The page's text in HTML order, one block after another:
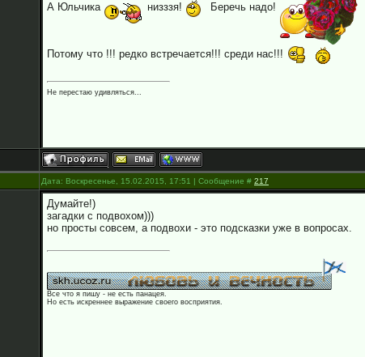
А Юльчика низззя! Беречь надо!
Потому что !!! редко встречается!!! среди нас!!!
Не перестаю удивляться...
Дата: Воскресенье, 15.02.2015, 17:51 | Сообщение # 217
Думайте!)
загадки с подвохом)))
но просты совсем, а подвохи - это подсказки уже в вопросах.
Все что я пишу - не есть панацея.
Но есть искреннее выражение своего восприятия.